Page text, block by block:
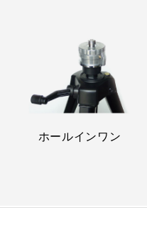
ホールインワン